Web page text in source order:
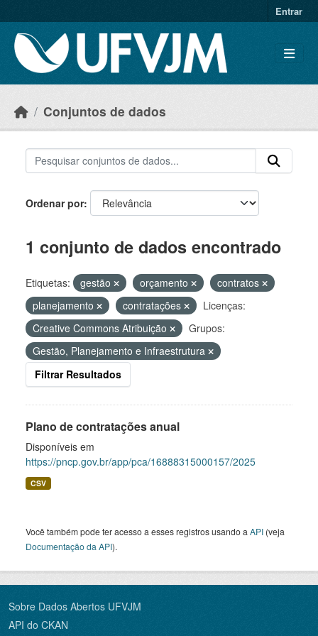
Entrar
Conjuntos de dados
Ordenar por
1 conjunto de dados encontrado
Etiquetas: gestão orçamento
contratos
planejamento
contratações
Licenças:
Creative Commons Atribuição
Grupos:
Gestão, Planejamento e Infraestrutura
Filtrar Resultados
Plano de contratações anual
Disponíveis em
https://pncp.gov.br/app/pca/16888315000157/2025
CSV
Você também pode ter acesso a esses registros usando a API (veja
Documentação da API).
Sobre Dados Abertos UFVJM
API do CKAN